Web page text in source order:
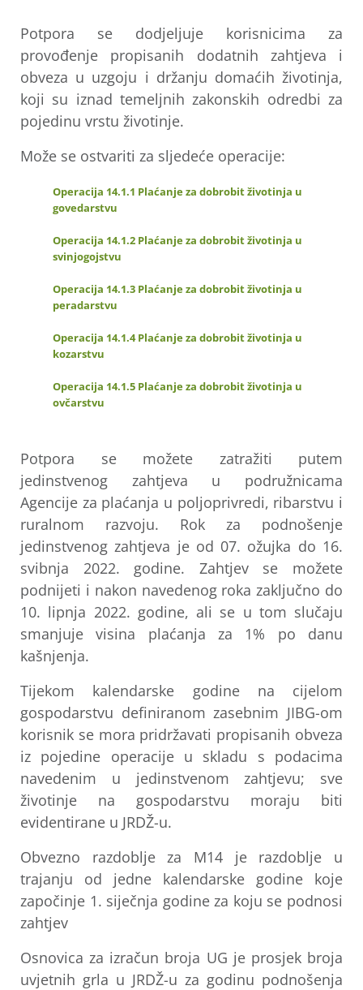
Potpora se dodjeljuje korisnicima za
provođenje propisanih dodatnih zahtjeva i
obveza u uzgoju i držanju domaćih životinja,
koji su iznad temeljnih zakonskih odredbi za
pojedinu vrstu životinje.
Može se ostvariti za sljedeće operacije:
Operacija 14.1.1 Plaćanje za dobrobit životinja u
govedarstvu
Operacija 14.1.2 Plaćanje za dobrobit životinja u
svinjogojstvu
Operacija 14.1.3 Plaćanje za dobrobit životinja u
peradarstvu
Operacija 14.1.4 Plaćanje za dobrobit životinja u
kozarstvu
Operacija 14.1.5 Plaćanje za dobrobit životinja u
ovčarstvu
Potpora se možete zatražiti putem
jedinstvenog zahtjeva u podružnicama
Agencije za plaćanja u poljoprivredi, ribarstvu i
ruralnom razvoju. Rok za podnošenje
jedinstvenog zahtjeva je od 07. ožujka do 16.
svibnja 2022. godine. Zahtjev se možete
podnijeti i nakon navedenog roka zaključno do
10. lipnja 2022. godine, ali se u tom slučaju
smanjuje visina plaćanja za 1% po danu
kašnjenja.
Tijekom kalendarske godine na cijelom
gospodarstvu definiranom zasebnim JIBG-om
korisnik se mora pridržavati propisanih obveza
iz pojedine operacije u skladu s podacima
navedenim u jedinstvenom zahtjevu; sve
životinje na gospodarstvu moraju biti
evidentirane u JRDŽ-u.
Obvezno razdoblje za M14 je razdoblje u
trajanju od jedne kalendarske godine koje
započinje 1. siječnja godine za koju se podnosi
zahtjev
Osnovica za izračun broja UG je prosjek broja
uvjetnih grla u JRDŽ-u za godinu podnošenja